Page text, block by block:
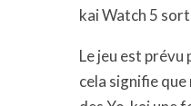
kai Watch 5
Le jeu est
cela signifie